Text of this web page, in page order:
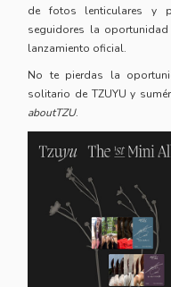
de fotos lenticulares y
seguidores la
lanzamiento oficial.
No te pierdas la
solitario de TZUYU y
aboutTZU.